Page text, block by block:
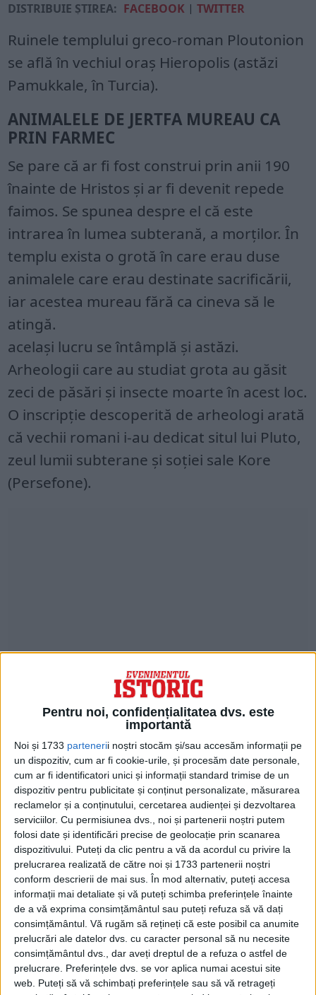
Pentru noi, confidențialitatea dvs. este
importantă
Noi și 1733 partenerii noștri stocăm și/sau accesăm informații pe
un dispozitiv, cum ar fi cookie-urile, și procesăm date personale,
cum ar fi identificatori unici și informații standard trimise de un
dispozitiv pentru publicitate și conținut personalizate, măsurarea
reclamelor și a conținutului, cercetarea audienței și dezvoltarea
serviciilor. Cu permisiunea dvs., noi și partenerii noștri putem
folosi date și identificări precise de geolocație prin scanarea
dispozitivului. Puteți da clic pentru a vă da acordul cu privire la
prelucrarea realizată de către noi și 1733 partenerii noștri
conform descrierii de mai sus. În mod alternativ, puteți accesa
informații mai detaliate și vă puteți schimba preferințele înainte
de a vă exprima consimțământul sau puteți refuza să vă dați
consimțământul. Vă rugăm să rețineți că este posibil ca anumite
prelucrări ale datelor dvs. cu caracter personal să nu necesite
consimțământul dvs., dar aveți dreptul de a refuza o astfel de
prelucrare. Preferințele dvs. se vor aplica numai acestui site
web. Puteți să vă schimbați preferințele sau să vă retrageți
DISTRIBUIE ȘTIREA: FACEBOOK |TWITTER
Ruinele templului greco-roman Ploutonion
se află în vechiul oraș Hieropolis (astăzi
Pamukkale, în Turcia).
ANIMALELE DE JERTFA MUREAU CA
PRIN FARMEC
Se pare că ar fi fost construi prin anii 190
înainte de Hristos și ar fi devenit repede
faimos. Se spunea despre el că este
intrarea în lumea subterană, a morților. În
templu exista o grotă în care erau duse
animalele care erau destinate sacrificării,
iar acestea mureau fără ca cineva să le
atingă.
același lucru se întâmplă și astăzi.
Arheologii care au studiat grota au găsit
zeci de păsări și insecte moarte în acest loc.
O inscripție descoperită de arheologi arată
că vechii romani i-au dedicat situl lui Pluto,
zeul lumii subterane și soției sale Kore
(Persefone).
CARE ESTE EXPLICAȚIA ȘTIINȚIFICĂ?
Explicația găsită de oamenii de știință nu
are nimic de a face cu supranaturalul.
Cercetările publicate de Jurnalul de Științe
Arheologice și Antropologice arată că
există o fisură de pe suprafața pământului,
adânc sub templu, de unde ajunge la
suprafață dioxid de carbon la concentrații
atât de mari încât poate provoca moartea.
Folosind un analizor portabil de gaz, Hardy
Pfanz și echipa sa de vulcanologi au
descoperit CO2 la niveluri cuprinse între 4
și 53% la gura peșterii și până la 91% în